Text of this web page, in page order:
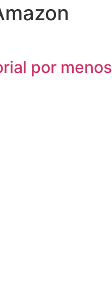
por menos